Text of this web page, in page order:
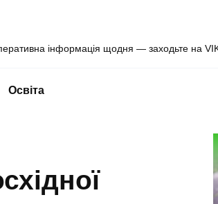
інформація щодня — заходьте на
Освіта